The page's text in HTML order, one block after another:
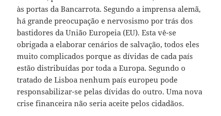
às portas da Bancarrota. Segundo a imprensa alemã,
há grande preocupação e nervosismo por trás dos
bastidores da União Europeia (EU). Esta vê-se
obrigada a elaborar cenários de salvação, todos eles
muito complicados porque as dívidas de cada país
estão distribuídas por toda a Europa. Segundo o
tratado de Lisboa nenhum país europeu pode
responsabilizar-se pelas dívidas do outro. Uma nova
crise financeira não seria aceite pelos cidadãos.